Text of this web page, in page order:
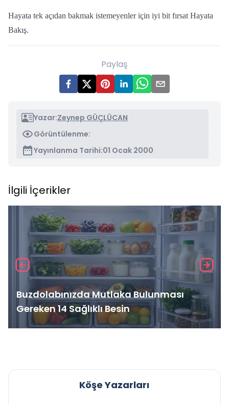
Hayata tek açıdan bakmak istemeyenler için iyi bit fırsat Hayata
Bakış.
Paylaş
Yazar:Zeynep GÜÇLÜCAN
Görüntülenme:
Yayınlanma Tarihi:01 Ocak 2000
İlgili İçerikler
Buzdolabınızda Mutlaka Bulunması
Gereken 14 Sağlıklı Besin
Köşe Yazarları